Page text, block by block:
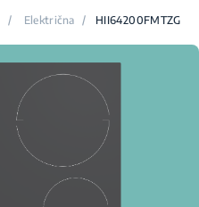
/ Električna / HII64200FMTZG